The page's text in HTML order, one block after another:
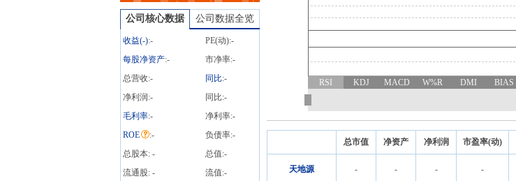
49.70%，占总股本比
28.58%
08-07
截止2026年08月07日质押
数2.47亿股，质押总笔数6
公司核心数据 公司数据全览
收益(-):- PE(动):-
每股净资产:- 市净率:-
总营收:- 同比:-
净利润:- 同比:-
毛利率:- 净利率:-
ROE
:- 负债率:-
总股本: - 总值:-
流通股: - 流值:-
RSI KDJ MACD W%R DMI BIAS
总市值 净资产 净利润 市盈率(动)
天地源 - - - -